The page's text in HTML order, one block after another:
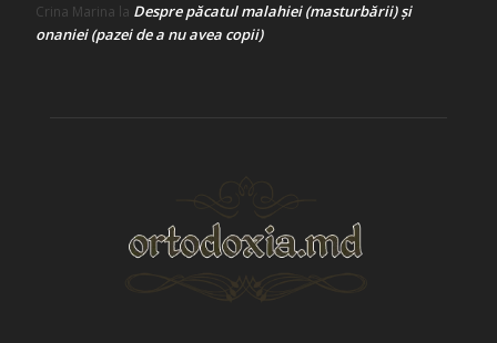
Crina Marina la Despre păcatul malahiei (masturbării) şi
onaniei (pazei de a nu avea copii)